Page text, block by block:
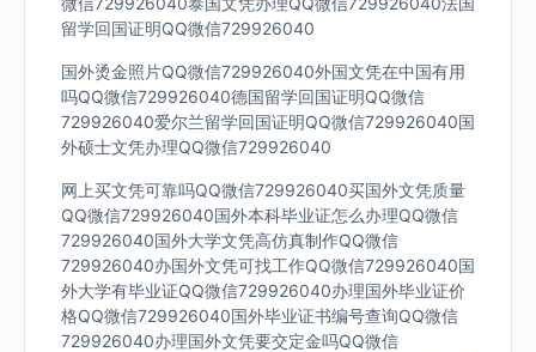
留学回国证明QQ微信729926040
国外烫金照片QQ微信729926040外国文凭在中国有用
吗QQ微信729926040德国留学回国证明QQ微信
729926040爱尔兰留学回国证明QQ微信729926040国
外硕士文凭办理QQ微信729926040
网上买文凭可靠吗QQ微信729926040买国外文凭质量
QQ微信729926040国外本科毕业证怎么办理QQ微信
729926040国外大学文凭高仿真制作QQ微信
729926040办国外文凭可找工作QQ微信729926040国
外大学有毕业证QQ微信729926040办理国外毕业证价
格QQ微信729926040国外毕业证书编号查询QQ微信
729926040办理国外文凭要交定金吗QQ微信